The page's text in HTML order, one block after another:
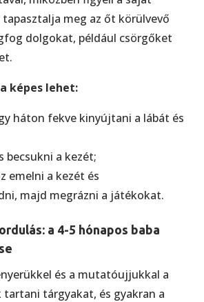
meg az őt körülvevő
dolgokat, például csörgőket
képes lehet:
háton fekve kinyújtani a lábát és
becsukni a kezét;
emelni a kezét és
majd megrázni a játékokat.
a 4-5 hónapos baba
és a mutatóujjukkal a
tárgyakat, és gyakran a